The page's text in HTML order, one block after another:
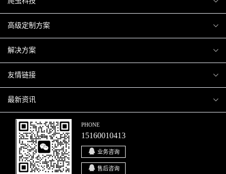
爬虫案例
关于爬虫
高级定制方案
H5互动营销
微信小程序
移动APP
解决方案
商城解决方案
商城会员积分商城解决方案
网站解决方案
智慧校园解决方案
智慧停车解决方案
友情链接
厦门小程序开发
厦门APP开发
厦门微商城开发
博客园
最新资讯
行业资讯
爬虫动态
PHONE
15160010413
业务咨询
售后咨询